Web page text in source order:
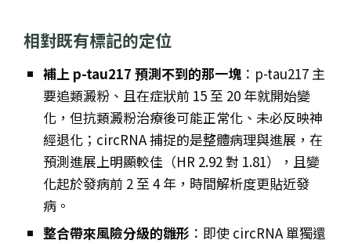
相對既有標記的定位
補上 p-tau217 預測不到的那一塊 ：p-tau217 主
要追類澱粉、且在症狀前 15 至 20 年就開始變
化，但抗類澱粉治療後可能正常化、未必反映神
經退化；circRNA 捕捉的是整體病理與進展，在
預測進展上明顯較佳（HR 2.92 對 1.81），且變
化起於發病前 2 至 4 年，時間解析度更貼近發
病。
整合帶來風險分級的雛形 ：即使 circRNA 單獨還